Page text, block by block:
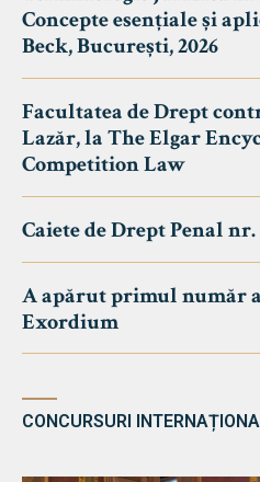
Concepte esențiale și
Beck, București, 2026
Facultatea de Drept
Lazăr, la The Elgar
Competition Law
Caiete de Drept Penal nr.
A apărut primul număr
Exordium
CONCURSURI